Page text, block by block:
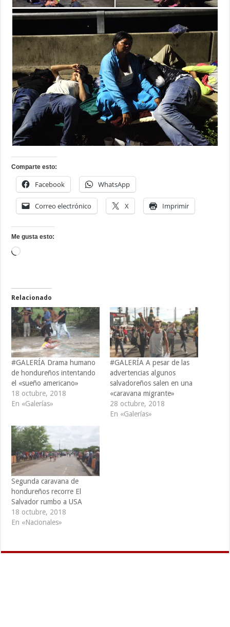
Comparte esto:
Facebook WhatsApp
Correo electrónico X Imprimir
Me gusta esto:
Cargando...
Relacionado
#GALERÍA Drama humano
de hondureños intentando
el «sueño americano»
18 octubre, 2018
En «Galerías»
#GALERÍA A pesar de las
advertencias algunos
salvadoreños salen en una
«caravana migrante»
28 octubre, 2018
En «Galerías»
Segunda caravana de
hondureños recorre El
Salvador rumbo a USA
18 octubre, 2018
En «Nacionales»